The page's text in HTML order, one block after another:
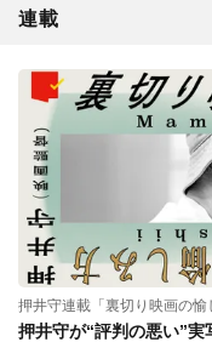
連載
押井守連載「裏切り映画の愉
押井守が“評判の悪い”実